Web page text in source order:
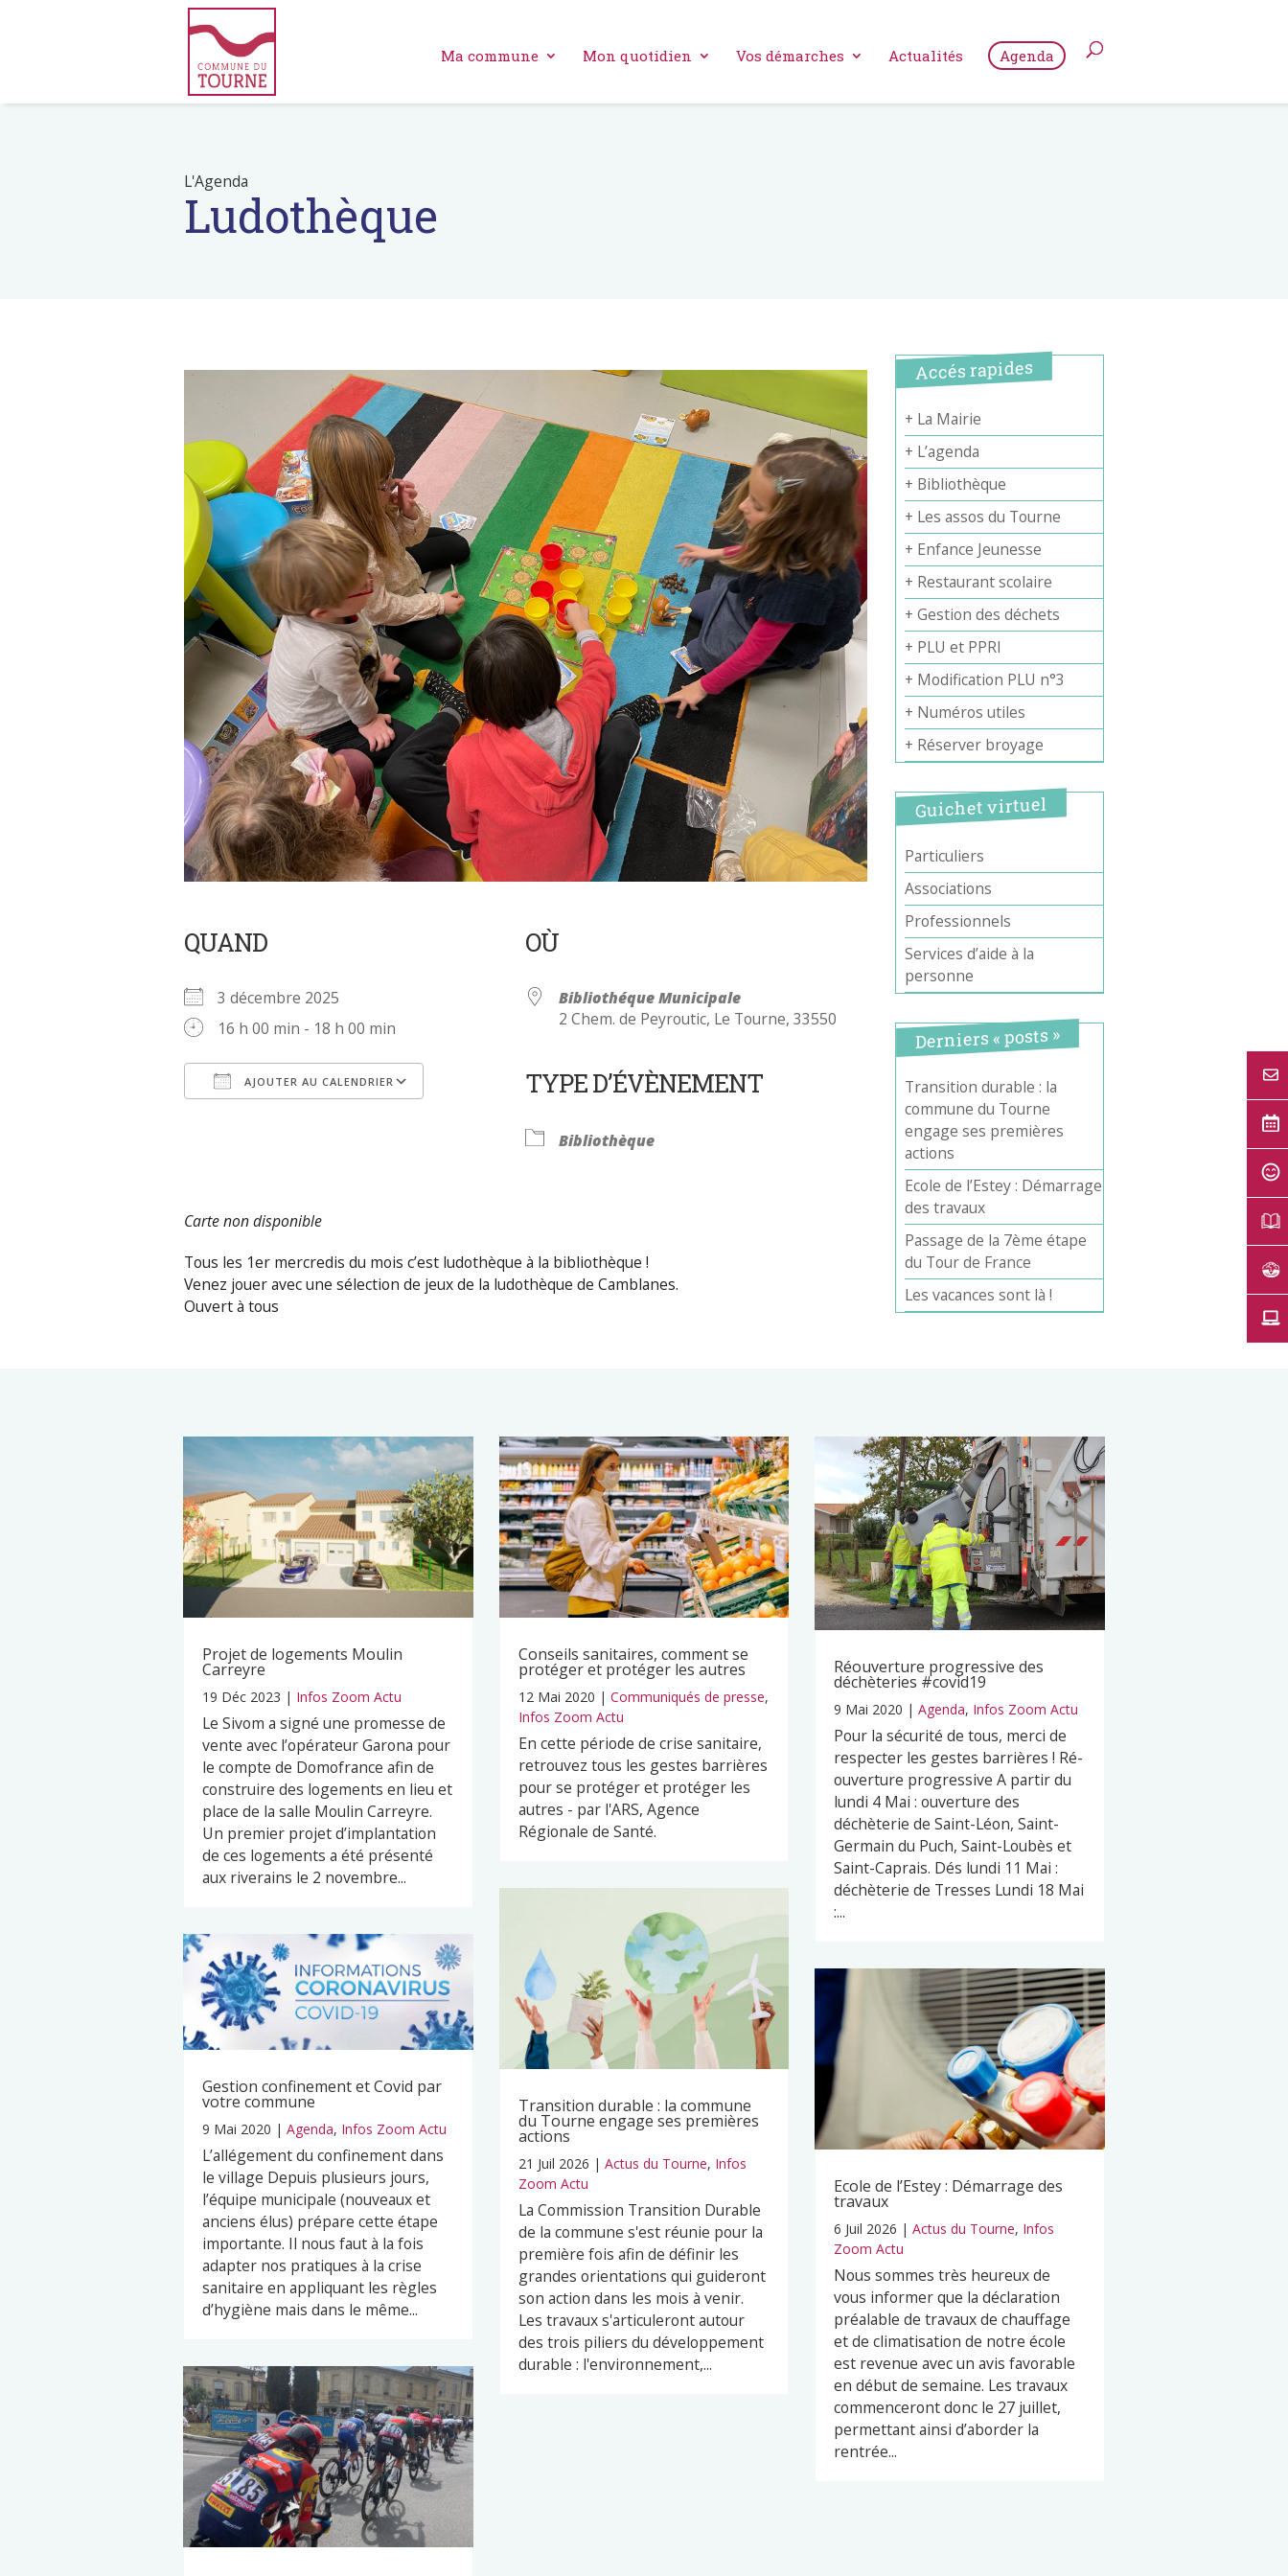
Ma commune Mon quotidien Vos démarches Actualités Agenda
L'Agenda
Ludothèque
QUAND
3 décembre 2025
16 h 00 min - 18 h 00 min
AJOUTER AU CALENDRIER
Office 365
OÙ
Bibliothéque Municipale
2 Chem. de Peyroutic, Le Tourne, 33550
TYPE D’ÉVÈNEMENT
Bibliothèque
Carte non disponible
Tous les 1er mercredis du mois c’est ludothèque à la bibliothèque !
Venez jouer avec une sélection de jeux de la ludothèque de Camblanes.
Ouvert à tous
Accés rapides
+ La Mairie
+ L’agenda
+ Bibliothèque
+ Les assos du Tourne
+ Enfance Jeunesse
+ Restaurant scolaire
+ Gestion des déchets
+ PLU et PPRI
+ Modification PLU n°3
+ Numéros utiles
+ Réserver broyage
Guichet virtuel
Particuliers
Associations
Professionnels
Services d’aide à la
personne
Derniers « posts »
Transition durable : la
commune du Tourne
engage ses premières
actions
Ecole de l’Estey : Démarrage
des travaux
Passage de la 7ème étape
du Tour de France
Les vacances sont là !
Projet de logements Moulin
Carreyre
19 Déc 2023 | Infos Zoom Actu
Le Sivom a signé une promesse de
vente avec l’opérateur Garona pour
le compte de Domofrance afin de
construire des logements en lieu et
place de la salle Moulin Carreyre.
Un premier projet d’implantation
de ces logements a été présenté
aux riverains le 2 novembre...
Gestion confinement et Covid par
votre commune
9 Mai 2020 | Agenda, Infos Zoom Actu
L’allégement du confinement dans
le village Depuis plusieurs jours,
l’équipe municipale (nouveaux et
anciens élus) prépare cette étape
importante. Il nous faut à la fois
adapter nos pratiques à la crise
sanitaire en appliquant les règles
d’hygiène mais dans le même...
Conseils sanitaires, comment se
protéger et protéger les autres
12 Mai 2020 | Communiqués de presse,
Infos Zoom Actu
En cette période de crise sanitaire,
retrouvez tous les gestes barrières
pour se protéger et protéger les
autres - par l'ARS, Agence
Régionale de Santé.
Transition durable : la commune
du Tourne engage ses premières
actions
21 Juil 2026 | Actus du Tourne, Infos
Zoom Actu
La Commission Transition Durable
de la commune s'est réunie pour la
première fois afin de définir les
grandes orientations qui guideront
son action dans les mois à venir.
Les travaux s'articuleront autour
des trois piliers du développement
durable : l'environnement,...
Réouverture progressive des
déchèteries #covid19
9 Mai 2020 |Agenda, Infos Zoom Actu
Pour la sécurité de tous, merci de
respecter les gestes barrières ! Ré-
ouverture progressive A partir du
lundi 4 Mai : ouverture des
déchèterie de Saint-Léon, Saint-
Germain du Puch, Saint-Loubès et
Saint-Caprais. Dés lundi 11 Mai :
déchèterie de Tresses Lundi 18 Mai
:...
Ecole de l’Estey : Démarrage des
travaux
6 Juil 2026 |Actus du Tourne, Infos
Zoom Actu
Nous sommes très heureux de
vous informer que la déclaration
préalable de travaux de chauffage
et de climatisation de notre école
est revenue avec un avis favorable
en début de semaine. Les travaux
commenceront donc le 27 juillet,
permettant ainsi d’aborder la
rentrée...